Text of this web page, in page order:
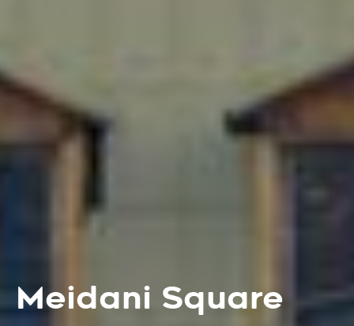
Meidani Square